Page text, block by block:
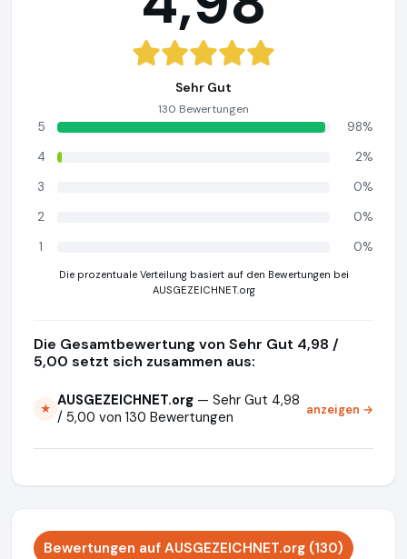
Sehr Gut
130 Bewertungen
5
98%
4
2%
3
0%
2
0%
1
0%
Die prozentuale Verteilung basiert auf den Bewertungen bei
AUSGEZEICHNET.org
Die Gesamtbewertung von Sehr Gut 4,98 /
5,00 setzt sich zusammen aus:
★ AUSGEZEICHNET.org — Sehr Gut 4,98
/ 5,00 von 130 Bewertungen
anzeigen →
Bewertungen auf AUSGEZEICHNET.org (130)